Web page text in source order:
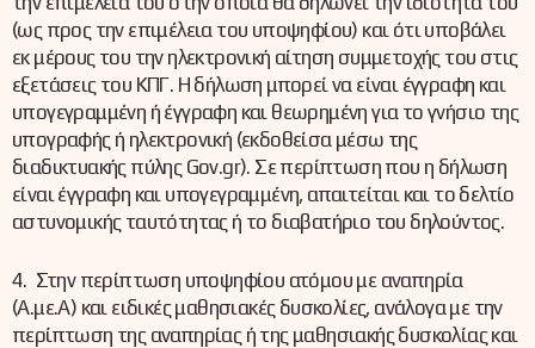
(ως προς την επιμέλεια του υποψηφίου) και ότι υποβάλει
εκ μέρους του την ηλεκτρονική αίτηση συμμετοχής του στις
εξετάσεις του ΚΠΓ. Η δήλωση μπορεί να είναι έγγραφη και
υπογεγραμμένη ή έγγραφη και θεωρημένη για το γνήσιο της
υπογραφής ή ηλεκτρονική (εκδοθείσα μέσω της
διαδικτυακής πύλης Gov.gr). Σε περίπτωση που η δήλωση
είναι έγγραφη και υπογεγραμμένη, απαιτείται και το δελτίο
αστυνομικής ταυτότητας ή το διαβατήριο του δηλούντος.
4. Στην περίπτωση υποψηφίου ατόμου με αναπηρία
(Α.με.Α) και ειδικές μαθησιακές δυσκολίες, ανάλογα με την
περίπτωση της αναπηρίας ή της μαθησιακής δυσκολίας και